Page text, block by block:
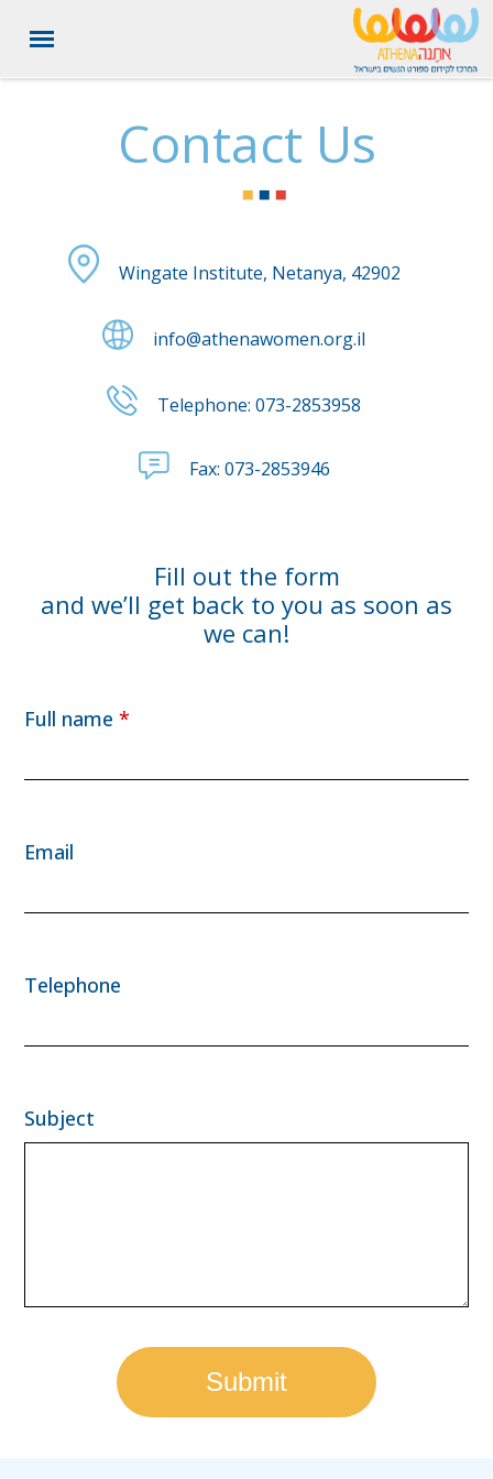
לחצו ENTER למעבר לתוכן העמוד
לחצו ENTER למעבר לפוטר העמוד
Contact Us
Wingate Institute, Netanya, 42902
info@athenawomen.org.il
Telephone:073-2853958
Fax: 073-2853946
Fill out the form
and we’ll get back to you as soon as
we can!
Full name*
Email
Telephone
Subject